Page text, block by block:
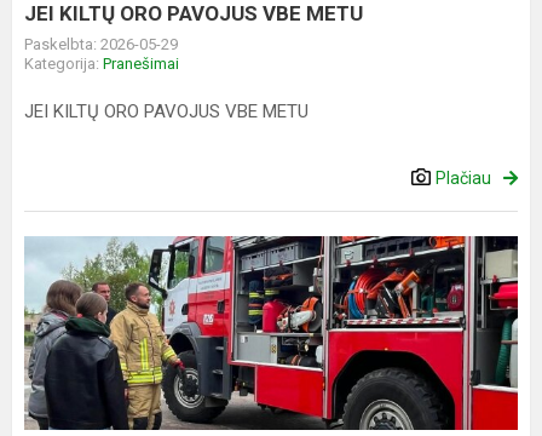
JEI KILTŲ ORO PAVOJUS VBE METU
Paskelbta: 2026-05-29
Kategorija: Pranešimai
JEI KILTŲ ORO PAVOJUS VBE METU
Plačiau
klasės
mokinių
įsimintina
pažintis
su
ugniagesio